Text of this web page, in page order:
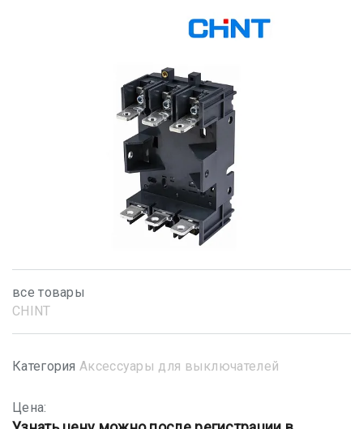
все товары
CHINT
Категория Аксессуары для выключателей
Цена: